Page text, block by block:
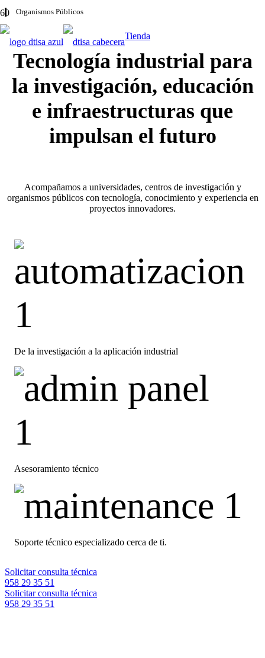
Tienda
Organismos Públicos
Tecnología industrial para
la investigación, educación
e infraestructuras que
impulsan el futuro
Acompañamos a universidades, centros de investigación y
organismos públicos con tecnología, conocimiento y experiencia en
proyectos innovadores.
De la investigación a la aplicación industrial
Asesoramiento técnico
Soporte técnico especializado cerca de ti.
Solicitar consulta técnica
958 29 35 51
Solicitar consulta técnica
958 29 35 51